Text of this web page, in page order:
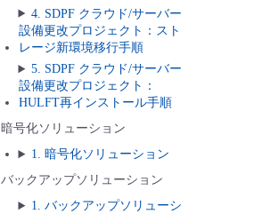
4. SDPF クラウド/サーバー
設備更改プロジェクト：スト
レージ新環境移行手順
5. SDPF クラウド/サーバー
設備更改プロジェクト：
HULFT再インストール手順
暗号化ソリューション
1. 暗号化ソリューション
バックアップソリューション
1. バックアップソリューシ